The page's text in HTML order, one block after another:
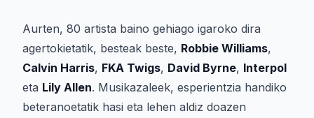
Aurten, 80 artista baino gehiago igaroko dira
agertokietatik, besteak beste, Robbie Williams,
Calvin Harris, FKA Twigs, David Byrne, Interpol
eta Lily Allen. Musikazaleek, esperientzia handiko
beteranoetatik hasi eta lehen aldiz doazen